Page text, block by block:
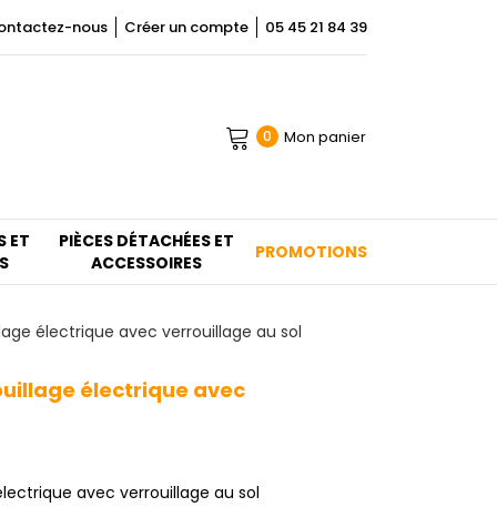
nous Créer un compte 05 45 21 84 39
0 Mon panier
ET
PIÈCES DÉTACHÉES ET
ACCESSOIRES
PROMOTIONS
électrique avec verrouillage au sol
électrique avec
avec verrouillage au sol